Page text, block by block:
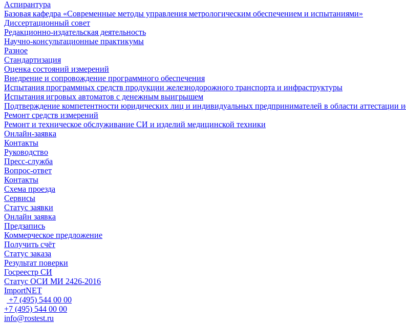
Аспирантура
Базовая кафедра «Современные методы управления метрологическим обеспечением и испытаниями»
Диссертационный совет
Редакционно-издательская деятельность
Научно-консультационные практикумы
Разное
Стандартизация
Оценка состояний измерений
Внедрение и сопровождение программного обеспечения
Испытания программных средств продукции железнодорожного транспорта и инфраструктуры
Испытания игровых автоматов с денежным выигрышем
Подтверждение компетентности юридических лиц и индивидуальных предпринимателей в области аттестации
Ремонт средств измерений
Ремонт и техническое обслуживание СИ и изделий медицинской техники
Онлайн-заявка
Контакты
Руководство
Пресс-служба
Вопрос-ответ
Контакты
Схема проезда
Сервисы
Статус заявки
Онлайн заявка
Предзапись
Коммерческое предложение
Получить счёт
Статус заказа
Результат поверки
Госреестр СИ
Статус ОСИ МИ 2426-2016
ImportNET
+7 (495) 544 00 00
+7 (495) 544 00 00
info@rostest.ru